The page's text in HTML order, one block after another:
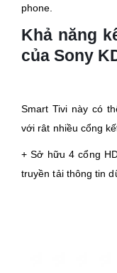
phone.
Khả năng
của Sony
Smart Tivi này có
với rât nhiều cổng
+ Sở hữu 4 cổng
truyền tải thông tin